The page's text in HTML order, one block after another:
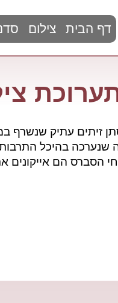
דף הבית צילום
זיתים עתיק שנשרף
שנערכה בהיכל
הסברס הם